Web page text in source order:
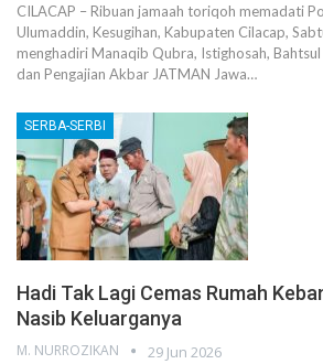
CILACAP – Ribuan jamaah toriqoh memadati
Ulumaddin, Kesugihan, Kabupaten Cilacap,
menghadiri Manaqib Qubra, Istighosah,
dan Pengajian Akbar JATMAN Jawa…
SERBA-SERBI
Hadi Tak Lagi Cemas Rumah
Nasib Keluarganya
M. NURROZIKAN 29 Jun 2026